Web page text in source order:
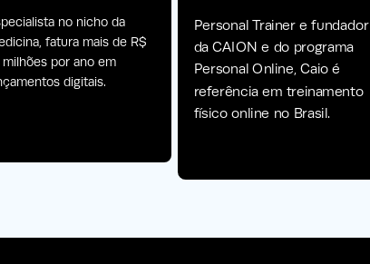
no nicho da
fatura mais de R$
milhões por ano em
digitais.
Personal Trainer e fundador
da CAION e do programa
Personal Online, Caio é
referência em treinamento
físico online no Brasil.